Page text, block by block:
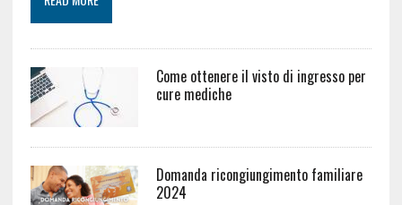
Come ottenere il visto di ingresso per
cure mediche
Domanda ricongiungimento familiare
2024